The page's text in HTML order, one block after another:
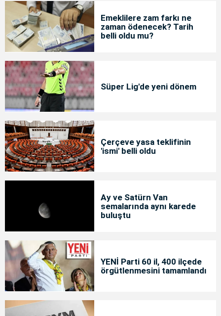
Emeklilere zam farkı ne
zaman ödenecek? Tarih
belli oldu mu?
Süper Lig'de yeni dönem
Çerçeve yasa teklifinin
'ismi' belli oldu
Ay ve Satürn Van
semalarında aynı karede
buluştu
YENİ Parti 60 il, 400 ilçede
örgütlenmesini tamamlandı